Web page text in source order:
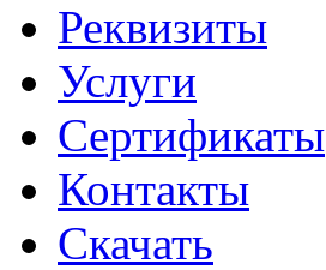
Реквизиты
Услуги
Сертификаты
Контакты
Скачать